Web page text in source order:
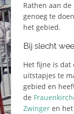
Rathen aan de
genoeg te
het gebied.
Bij slecht
Het fijne is dat
uitstapjes te
gebied en
de
Zwingeren het